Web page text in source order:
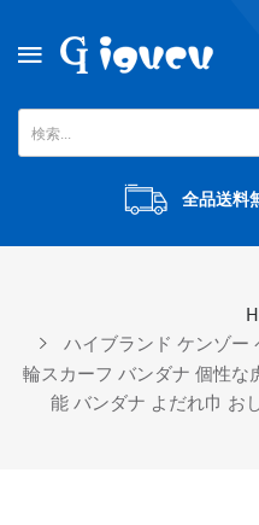
全品送料
ハイブランド ケンゾー
輪スカーフ バンダナ 個性
能 バンダナ よだれ巾 お